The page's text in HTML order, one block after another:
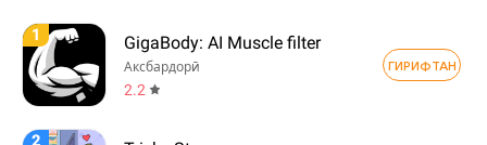
1 GigaBody: AI Muscle filter
Аксбардорӣ
2.2
ГИРИФТАН
2